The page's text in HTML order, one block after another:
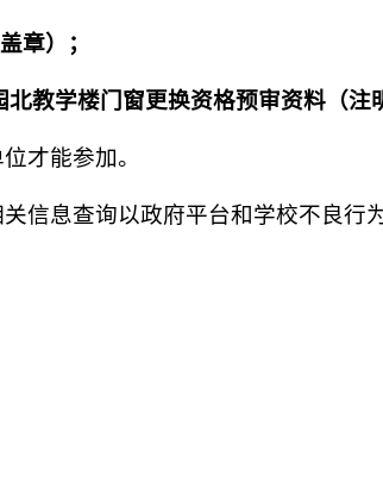
章）；
北教学楼门窗更换资格预审资料（注
才能参加。
信息查询以政府平台和学校不良行